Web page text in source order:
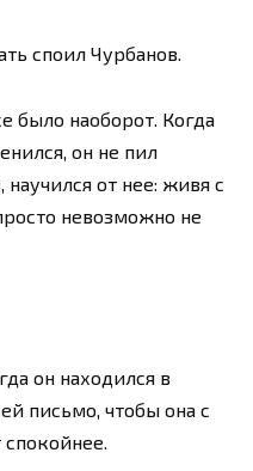
споил Чурбанов.
было наоборот. Когда
он не пил
от нее: живя с
невозможно не
он находился в
письмо, чтобы она с
спокойнее.